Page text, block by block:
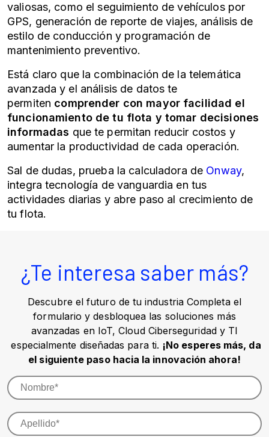
valiosas, como el seguimiento de vehículos por
GPS, generación de reporte de viajes, análisis de
estilo de conducción y programación de
mantenimiento preventivo.
Está claro que la combinación de la telemática
avanzada y el análisis de datos te
permiten comprender con mayor facilidad el
funcionamiento de tu flota y tomar decisiones
informadas que te permitan reducir costos y
aumentar la productividad de cada operación.
Sal de dudas, prueba la calculadora de Onway,
integra tecnología de vanguardia en tus
actividades diarias y abre paso al crecimiento de
tu flota.
¿Te interesa saber más?
Descubre el futuro de tu industria Completa el
formulario y desbloquea las soluciones más
avanzadas en IoT, Cloud Ciberseguridad y TI
especialmente diseñadas para ti. ¡No esperes más, da
el siguiente paso hacia la innovación ahora!